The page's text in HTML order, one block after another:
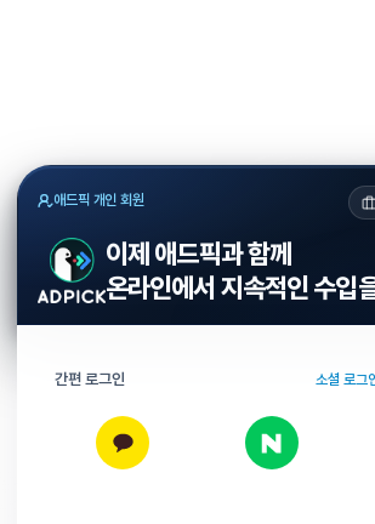
애드픽 개인 회원
이제 애드픽과 함께
온라인에서 지속적인 수입
간편 로그인 소셜 로그